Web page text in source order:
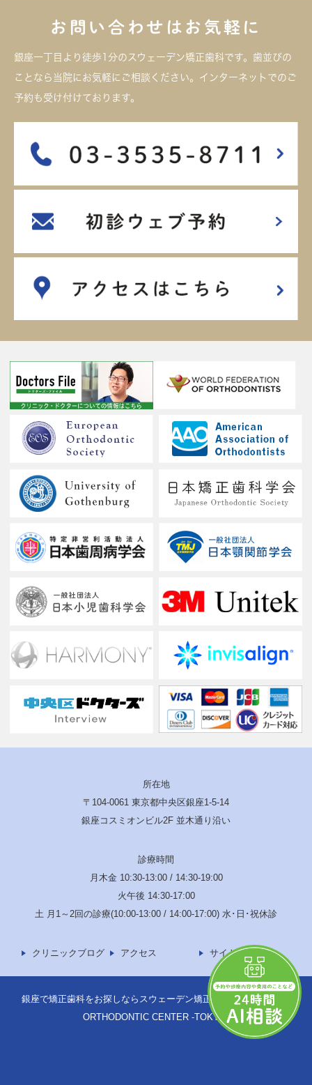
お問い合わせはお気軽に
銀座一丁目より徒歩1分のスウェーデン矯正歯科です。歯並びの
ことなら当院にお気軽にご相談ください。インターネットでのご
予約も受け付けております。
所在地
〒104-0061 東京都中央区銀座1-5-14
銀座コスミオンビル2F 並木通り沿い
診療時間
月木金 10:30-13:00 / 14:30-19:00
火午後 14:30-17:00
土 月1～2回の診療(10:00-13:00 / 14:00-17:00) 水･日･祝休診
クリニックブログ アクセス サイトマップ
銀座で矯正歯科をお探しならスウェーデン矯正歯科へ © SWEDEN
ORTHODONTIC CENTER -TOKYO-